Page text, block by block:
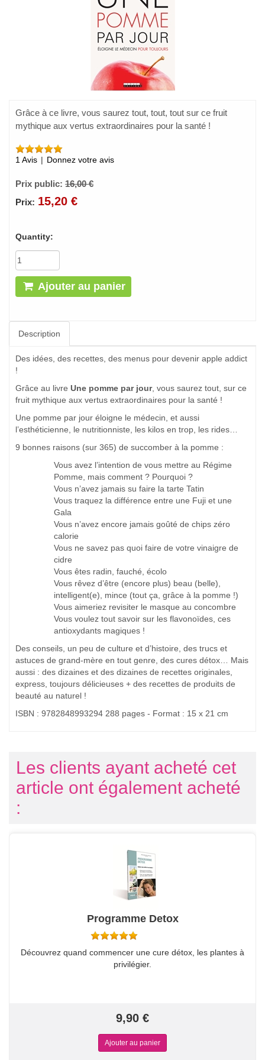
Grâce à ce livre, vous saurez tout, tout, tout sur ce fruit
mythique aux vertus extraordinaires pour la santé !
1 Avis | Donnez votre avis
Prix public: 16,00 €
Prix: 15,20 €
Quantity:
Ajouter au panier
Description
Des idées, des recettes, des menus pour devenir apple addict
!
Grâce au livre Une pomme par jour, vous saurez tout, sur ce
fruit mythique aux vertus extraordinaires pour la santé !
Une pomme par jour éloigne le médecin, et aussi
l’esthéticienne, le nutritionniste, les kilos en trop, les rides…
9 bonnes raisons (sur 365) de succomber à la pomme :
Vous avez l’intention de vous mettre au Régime
Pomme, mais comment ? Pourquoi ?
Vous n’avez jamais su faire la tarte Tatin
Vous traquez la différence entre une Fuji et une
Gala
Vous n’avez encore jamais goûté de chips zéro
calorie
Vous ne savez pas quoi faire de votre vinaigre de
cidre
Vous êtes radin, fauché, écolo
Vous rêvez d’être (encore plus) beau (belle),
intelligent(e), mince (tout ça, grâce à la pomme !)
Vous aimeriez revisiter le masque au concombre
Vous voulez tout savoir sur les flavonoïdes, ces
antioxydants magiques !
Des conseils, un peu de culture et d’histoire, des trucs et
astuces de grand-mère en tout genre, des cures détox… Mais
aussi : des dizaines et des dizaines de recettes originales,
express, toujours délicieuses + des recettes de produits de
beauté au naturel !
ISBN : 9782848993294 288 pages - Format : 15 x 21 cm
Les clients ayant acheté cet
article ont également acheté
:
Programme Detox
Découvrez quand commencer une cure détox, les plantes à
privilégier.
9,90 €